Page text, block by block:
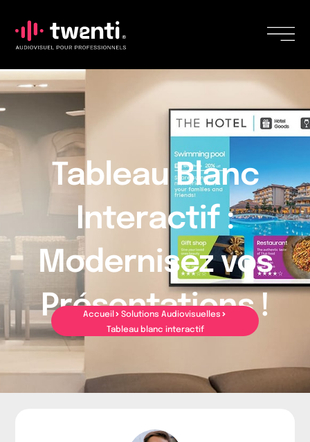
Tableau Blanc
Interactif :
Modernisez vos
Présentations !
Accueil
Solutions Audiovisuelles
Tableau blanc interactif